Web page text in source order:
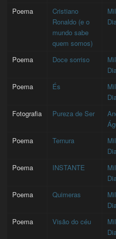
Poema
Cristiano
Ronaldo (e o
mundo sabe
quem somos)
Poema Doce sorriso
Poema
És
Fotografia
Pureza de Ser
Poema
Ternura
Poema
INSTANTE
Poema
Quimeras
Poema
Visão do céu